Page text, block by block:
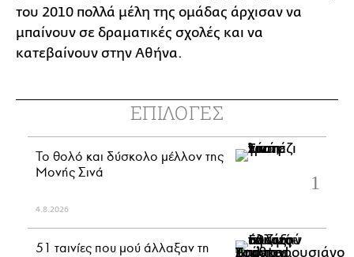
του 2010 πολλά μέλη της ομάδας άρχισαν να
μπαίνουν σε δραματικές σχολές και να
κατεβαίνουν στην Αθήνα.
ΕΠΙΛΟΓΕΣ
Το θολό και δύσκολο μέλλον της
Μονής Σινά
4.8.2026
51 ταινίες που μού άλλαξαν τη